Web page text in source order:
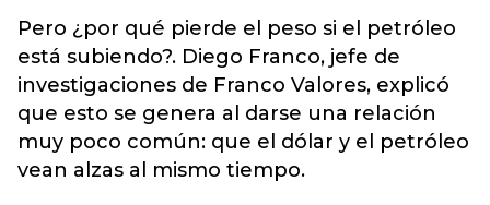
Pero ¿por qué pierde el peso si el petróleo
está subiendo?. Diego Franco, jefe de
investigaciones de Franco Valores, explicó
que esto se genera al darse una relación
muy poco común: que el dólar y el petróleo
vean alzas al mismo tiempo.